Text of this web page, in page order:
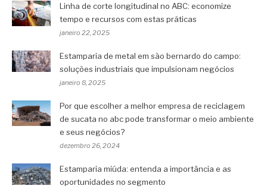
Linha de corte longitudinal no ABC: economize
tempo e recursos com estas práticas
janeiro 22, 2025
Estamparia de metal em são bernardo do campo:
soluções industriais que impulsionam negócios
janeiro 8, 2025
Por que escolher a melhor empresa de reciclagem
de sucata no abc pode transformar o meio ambiente
e seus negócios?
dezembro 26, 2024
Estamparia miúda: entenda a importância e as
oportunidades no segmento